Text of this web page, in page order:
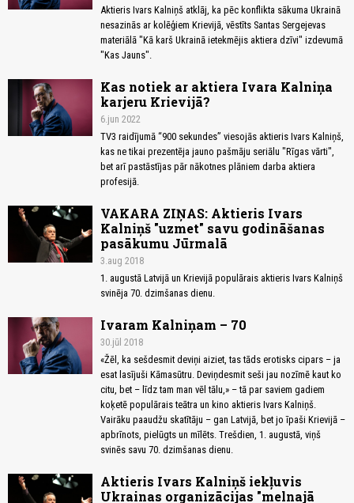
Aktieris Ivars Kalniņš atklāj, ka pēc konflikta sākuma Ukrainā
nesazinās ar kolēģiem Krievijā, vēstīts Santas Sergejevas
materiālā "Kā karš Ukrainā ietekmējis aktiera dzīvi" izdevumā
"Kas Jauns".
Kas notiek ar aktiera Ivara Kalniņa
karjeru Krievijā?
6.jun 2022
TV3 raidījumā “900 sekundes” viesojās aktieris Ivars Kalniņš,
kas ne tikai prezentēja jauno pašmāju seriālu "Rīgas vārti",
bet arī pastāstījas pār nākotnes plāniem darba aktiera
profesijā.
VAKARA ZIŅAS: Aktieris Ivars
Kalniņš "uzmet" savu godināšanas
pasākumu Jūrmalā
3.aug 2018
1. augustā Latvijā un Krievijā populārais aktieris Ivars Kalniņš
svinēja 70. dzimšanas dienu.
Ivaram Kalniņam – 70
30.jūl 2018
«Žēl, ka sešdesmit deviņi aiziet, tas tāds erotisks cipars – ja
esat lasījuši Kāmasūtru. Deviņdesmit seši jau nozīmē kaut ko
citu, bet – līdz tam man vēl tālu,» – tā par saviem gadiem
koķetē populārais teātra un kino aktieris Ivars Kalniņš.
Vairāku paaudžu skatītāju – gan Latvijā, bet jo īpaši Krievijā –
apbrīnots, pielūgts un mīlēts. Trešdien, 1. augustā, viņš
svinēs savu 70. dzimšanas dienu.
Aktieris Ivars Kalniņš iekļuvis
Ukrainas organizācijas "melnajā